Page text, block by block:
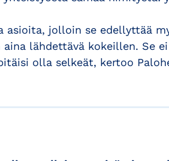
asioita, jolloin se edellyttää
lähdettävä kokeillen. Se ei
olla selkeät, kertoo